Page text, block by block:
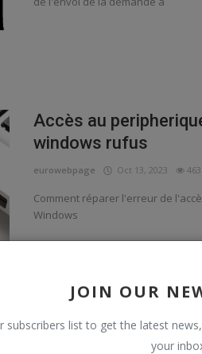
JOIN OUR
subscribers list to get the latest
your
Accès au
windows rufus
eurowebpage Oct 13, 2023
Comment réparer l'erreur de
Windows
Expand Filesystem